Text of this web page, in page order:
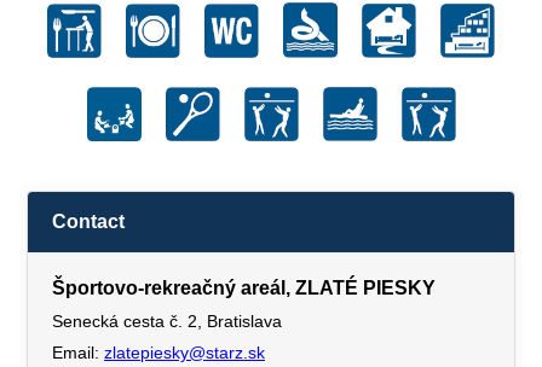
Contact
Športovo-rekreačný areál, ZLATÉ PIESKY
Senecká cesta č. 2, Bratislava
Email: zlatepiesky@starz.sk